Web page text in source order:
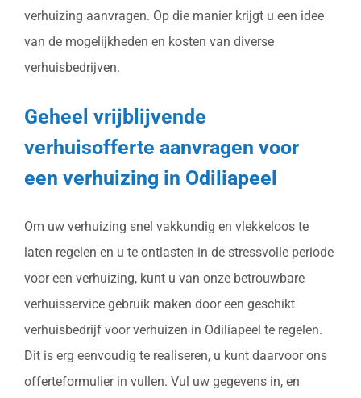
verhuizing aanvragen. Op die manier krijgt u een idee
van de mogelijkheden en kosten van diverse
verhuisbedrijven.
Geheel vrijblijvende
verhuisofferte aanvragen voor
een verhuizing in Odiliapeel
Om uw verhuizing snel vakkundig en vlekkeloos te
laten regelen en u te ontlasten in de stressvolle periode
voor een verhuizing, kunt u van onze betrouwbare
verhuisservice gebruik maken door een geschikt
verhuisbedrijf voor verhuizen in Odiliapeel te regelen.
Dit is erg eenvoudig te realiseren, u kunt daarvoor ons
offerteformulier in vullen. Vul uw gegevens in, en